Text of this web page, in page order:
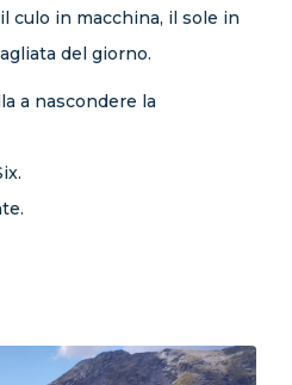
culo in macchina, il sole in
del giorno.
a nascondere la